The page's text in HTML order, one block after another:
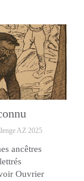
AZ 2025
ancêtres
Ouvrier